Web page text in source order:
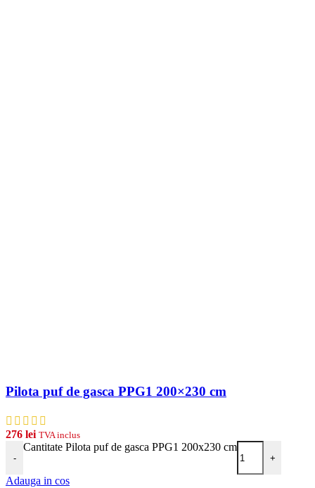
Pilota puf de gasca PPG1 200×230 cm
276 lei TVA inclus
-
Cantitate Pilota puf de gasca PPG1 200x230 cm
+
Adauga in cos